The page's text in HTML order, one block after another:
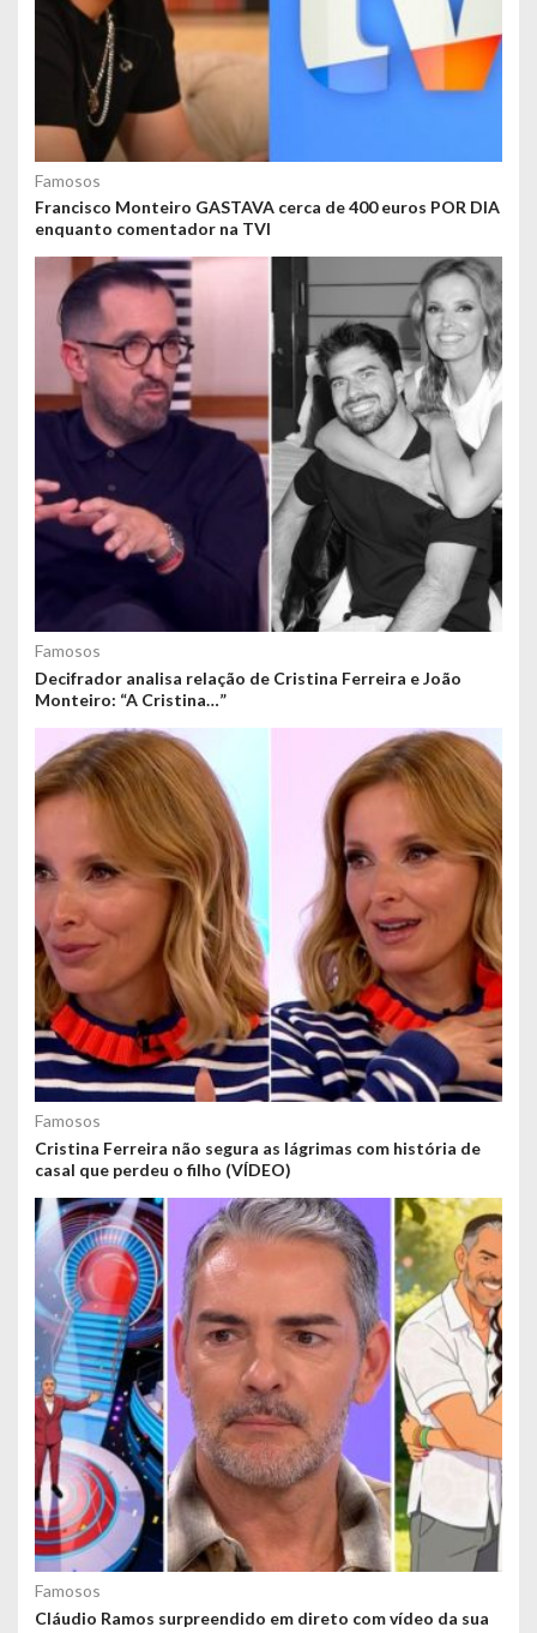
Famosos
Francisco Monteiro GASTAVA cerca de 400 euros POR DIA
enquanto comentador na TVI
Famosos
Decifrador analisa relação de Cristina Ferreira e João
Monteiro: “A Cristina…”
Famosos
Cristina Ferreira não segura as lágrimas com história de
casal que perdeu o filho (VÍDEO)
Famosos
Cláudio Ramos surpreendido em direto com vídeo da sua